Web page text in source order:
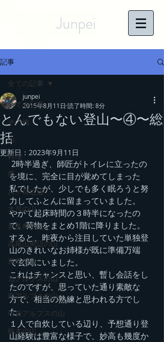
Junpei
記事
全ての記事
その他
山
料理
馬
八ヶ岳近辺
大月の山
奥多摩の山
高尾山周辺の山
東北の山
北アルプスの山
南アルプスの山
中央アルプスの山
栃木の山
全ての記事
とんでもない登山〜④〜総
括
junpei
2015年8月11日 読了時間: 8分
更新日： 2023年9月11日
を境に、完全に目が覚めてしまった
私でしたが、少しでも多く眠ろうと努
力してふとんに留まっていました。
やがて起床時間の３時半になったの
で、荷物をまとめ1階に降りました。
すると、昨夜から注目していた単独登
山のきれいなお姉様が既に準備万端
で玄関にいました。
これはチャンスと思い、暫し会話をし
たのですが、思っていた通り素敵な
方で、相当の熟練と思われる方でし
た。
１人で自炊している辺り、予想通り登
山経験は豊富な様子で、妙高も幾度か